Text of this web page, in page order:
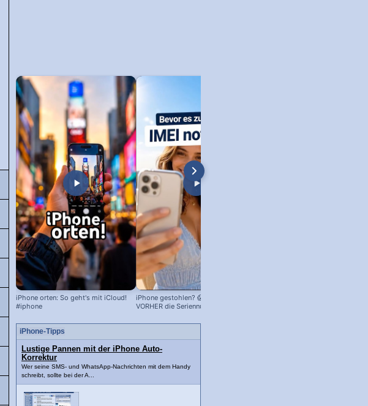
iPhone orten: So geht's mit iCloud!
#iphone
iPhone gestohlen? 😱 Speicher dir
VORHER die Seriennummer + IMEI ab!
iPhone-Tipps
Lustige Pannen mit der iPhone Auto-
Korrektur
Wer seine SMS- und WhatsApp-Nachrichten mit dem Handy
schreibt, sollte bei der A...